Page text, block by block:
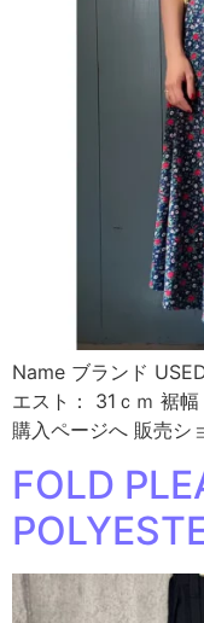
Name ブランド
エスト： 31ｃｍ 裾
購入ページへ 販売シ
FOLD